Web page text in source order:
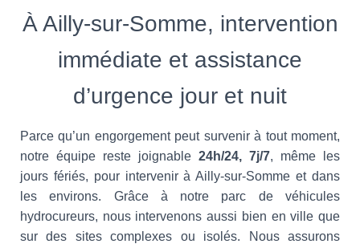
À Ailly-sur-Somme, intervention
immédiate et assistance
d’urgence jour et nuit
Parce qu’un engorgement peut survenir à tout moment,
notre équipe reste joignable 24h/24, 7j/7, même les
jours fériés, pour intervenir à Ailly-sur-Somme et dans
les environs. Grâce à notre parc de véhicules
hydrocureurs, nous intervenons aussi bien en ville que
sur des sites complexes ou isolés. Nous assurons